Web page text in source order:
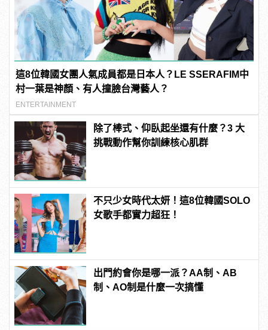
這8位韓國女團人氣成員都是日本人？LE SSERAFIM中
村一葉是神顏、有人撞臉台灣藝人？
ENTERTAINMENT
除了棒式、仰臥起坐還有什麼？3 大
挑戰動作幫你訓練核心肌群
不只少女時代太妍！這8位韓國SOLO
女歌手都實力超狂！
出門約會你是哪一派？AA制、AB
制、AO制是什麼一次搞懂